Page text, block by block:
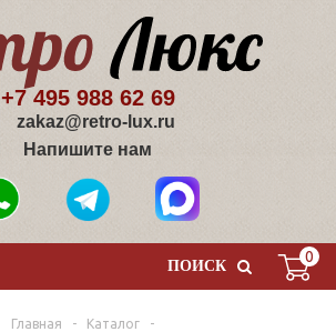
+7 495 988 62 69
zakaz@retro-lux.ru
Напишите нам
0
ПОИСК
Главная - Каталог
-